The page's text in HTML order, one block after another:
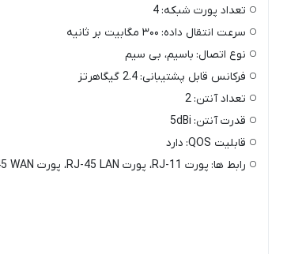
تعداد پورت شبکه: 4
سرعت انتقال داده: ۳۰۰ مگابیت بر ثانیه
نوع اتصال: باسیم، بی سیم
فرکانس قابل پشتیبانی: 2.4 گیگاهرتز
تعداد آنتن: 2
قدرت آنتن: 5dBi
قابلیت QOS:
دارد
رابط ها: پورت RJ-11، پورت RJ-45 LAN، پورت RJ-45 WAN